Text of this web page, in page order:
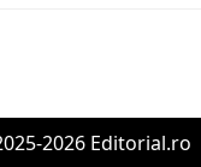
2026 Editorial.ro